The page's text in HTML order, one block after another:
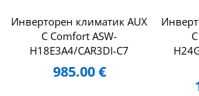
Инверторен климатик AUX
C Comfort ASW-
H18E3A4/CAR3DI-C7
985.00€